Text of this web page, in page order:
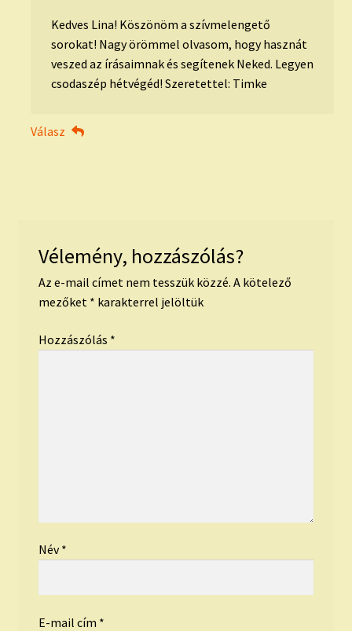
Kedves Lina! Köszönöm a szívmelengető
sorokat! Nagy örömmel olvasom, hogy hasznát
veszed az írásaimnak és segítenek Neked. Legyen
csodaszép hétvégéd! Szeretettel: Timke
Válasz
Vélemény, hozzászólás?
Az e-mail címet nem tesszük közzé. A kötelező
mezőket * karakterrel jelöltük
Hozzászólás *
Név*
E-mail cím *